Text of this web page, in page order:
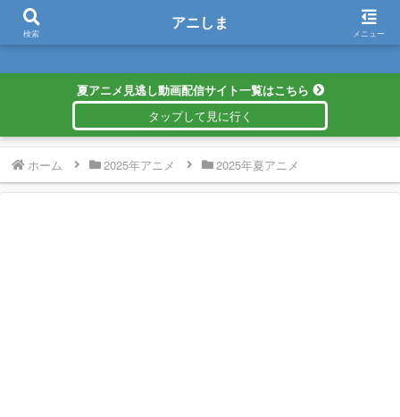
アニしま
夏アニメ見逃し動画配信サイト一覧はこちら
ホーム 2025年アニメ 2025年夏アニメ
検索
アニしま
メニュー